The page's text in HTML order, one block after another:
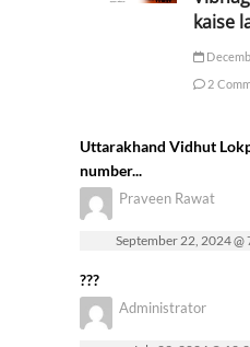
kaise
2
Uttarakhand Vidhut
number...
Praveen Rawat
September 22, 2024 @
???
Administrator